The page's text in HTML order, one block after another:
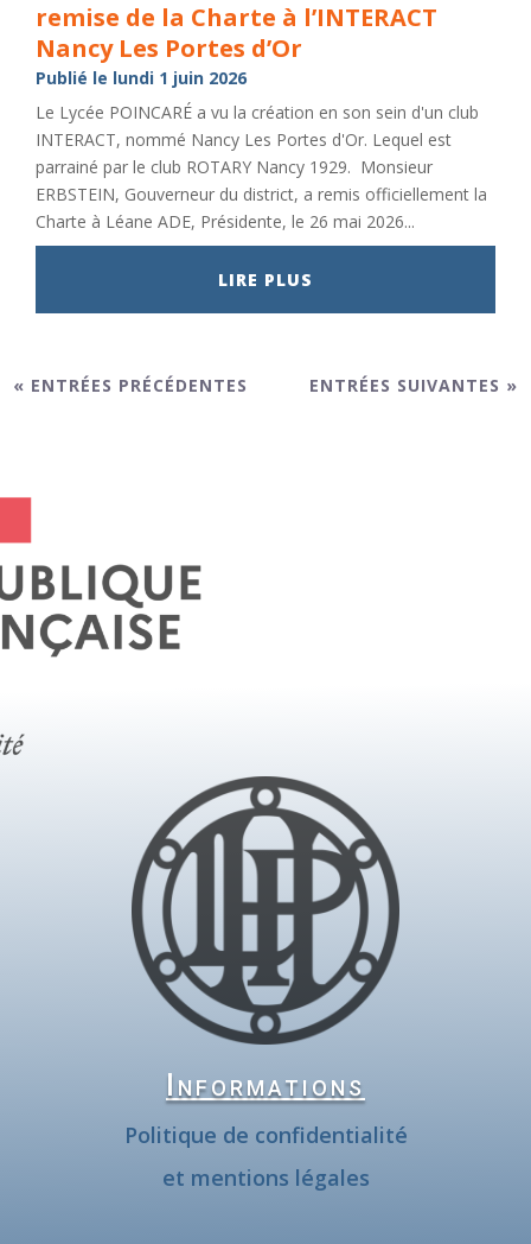
remise de la Charte à l’INTERACT
Nancy Les Portes d’Or
Publié le lundi 1 juin 2026
Le Lycée POINCARÉ a vu la création en son sein d'un club
INTERACT, nommé Nancy Les Portes d'Or. Lequel est
parrainé par le club ROTARY Nancy 1929. Monsieur
ERBSTEIN, Gouverneur du district, a remis officiellement la
Charte à Léane ADE, Présidente, le 26 mai 2026...
LIRE PLUS
« ENTRÉES PRÉCÉDENTES ENTRÉES SUIVANTES »
Informations
Politique de confidentialité
et mentions légales